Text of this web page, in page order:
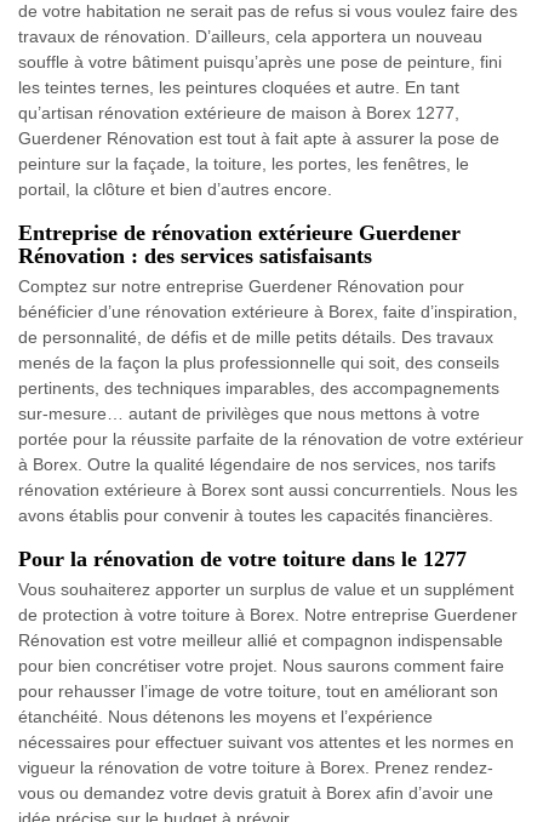
de votre habitation ne serait pas de refus si vous voulez faire des
travaux de rénovation. D’ailleurs, cela apportera un nouveau
souffle à votre bâtiment puisqu’après une pose de peinture, fini
les teintes ternes, les peintures cloquées et autre. En tant
qu’artisan rénovation extérieure de maison à Borex 1277,
Guerdener Rénovation est tout à fait apte à assurer la pose de
peinture sur la façade, la toiture, les portes, les fenêtres, le
portail, la clôture et bien d’autres encore.
Entreprise de rénovation extérieure Guerdener
Rénovation : des services satisfaisants
Comptez sur notre entreprise Guerdener Rénovation pour
bénéficier d’une rénovation extérieure à Borex, faite d’inspiration,
de personnalité, de défis et de mille petits détails. Des travaux
menés de la façon la plus professionnelle qui soit, des conseils
pertinents, des techniques imparables, des accompagnements
sur-mesure… autant de privilèges que nous mettons à votre
portée pour la réussite parfaite de la rénovation de votre extérieur
à Borex. Outre la qualité légendaire de nos services, nos tarifs
rénovation extérieure à Borex sont aussi concurrentiels. Nous les
avons établis pour convenir à toutes les capacités financières.
Pour la rénovation de votre toiture dans le 1277
Vous souhaiterez apporter un surplus de value et un supplément
de protection à votre toiture à Borex. Notre entreprise Guerdener
Rénovation est votre meilleur allié et compagnon indispensable
pour bien concrétiser votre projet. Nous saurons comment faire
pour rehausser l’image de votre toiture, tout en améliorant son
étanchéité. Nous détenons les moyens et l’expérience
nécessaires pour effectuer suivant vos attentes et les normes en
vigueur la rénovation de votre toiture à Borex. Prenez rendez-
vous ou demandez votre devis gratuit à Borex afin d’avoir une